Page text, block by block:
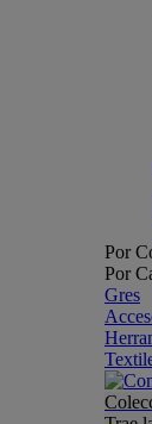
Por
Por
Gres